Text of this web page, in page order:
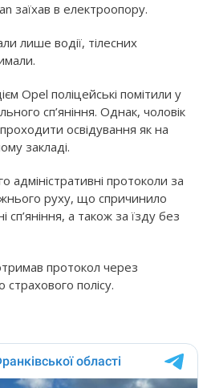
заїхав в електроопору.
лише водії, тілесних
Opel поліцейські помітили у
сп’яніння. Однак, чоловік
освідування як на
закладі.
адміністративні протоколи за
руху, що спричинило
а також за їзду без
протокол через
страхового полісу.